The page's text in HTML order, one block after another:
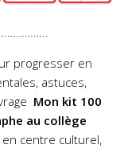
progresser en
astuces,
Mon kit 100
au collège
centre culturel,